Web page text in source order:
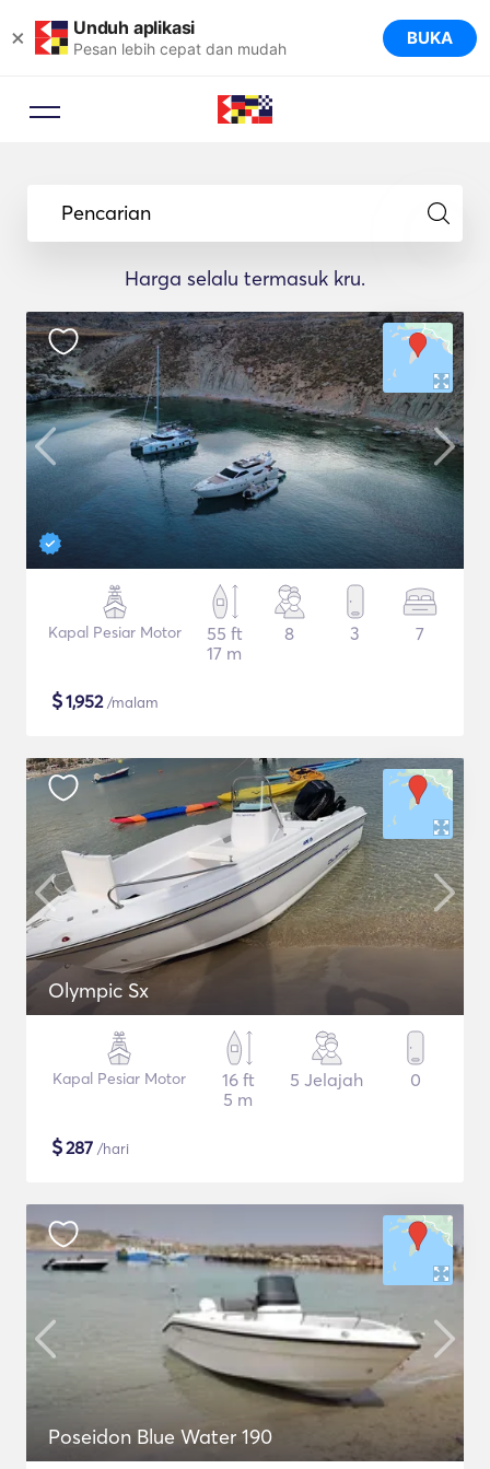
× Unduh aplikasi
Pesan lebih cepat dan mudah BUKA
Pencarian
Harga selalu termasuk kru.
Kapal Pesiar Motor
55 ft
17 m
8 3 7
$1,952/malam
Olympic Sx
Kapal Pesiar Motor
16 ft
5 m
5 Jelajah 0
$287 /hari
Poseidon Blue Water 190